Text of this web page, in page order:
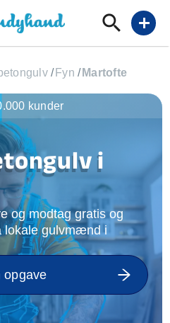
add
/ Fyn / Martofte
i
og modtag gratis og
lokale gulvmænd i
opgave
kunder